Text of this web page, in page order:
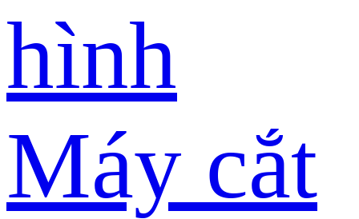
hình
Máy cắt